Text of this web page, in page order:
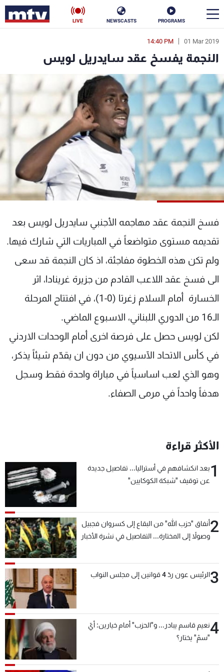
PROGRAMS
NEWSCASTS
LIVE
01 Mar 2019
14:40 PM
النجمة يفسخ عقد سايدريل لويس
فسخ النجمة عقد مهاجمه الأجنبي سايدريل لويس بعد
تقديمه مستوى متواضعاً في المباريات التي شارك فيها.
ولم تكن هذه الخطوة مفاجئة، اذ كان النجمة قد سعى
الى فسخ عقد اللاعب القادم من جزيرة غرينادا، اثر
الخسارة أمام السلام زغرتا (0-1)، في افتتاح المرحلة
الـ16 من الدوري اللبناني، الاسبوع الماضي.
لكن لويس حصل على فرصة اخرى أمام الوحدات الاردني
في كأس الاتحاد الآسيوي من دون ان يقدّم شيئاً يذكر،
وهو الذي لعب اساسياً في مباراة واحدة فقط وسجل
هدفاً واحداً في مرمى الصفاء.
الأكثر قراءة
1بعد انكشافهم في أستراليا... تفاصيل جديدة
عن توقيف "شبكة الكوكايين"
2أنفاق "حزب الله" من البقاع إلى كسروان فجبيل
وصولاً إلى المختارة... التفاصيل في نشرة الأخبار
3الرئيس عون ردّ 4 قوانين إلى مجلس النواب
4نعيم قاسم يبادر... و"الحزب" أمام خيارين: أيّ
"سمّ" يختار؟
en
الأخبار
سياسة ناس
إقتصاد فن
منوعات رياضة
كأس العالم
جدول البرامج
الترددات
عن MTV
لاعلاناتكم
وظائف
شروط الإسـتخدام
سياسة الخصوصية